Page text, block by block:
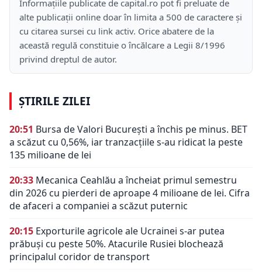
Informațiile publicate de capital.ro pot fi preluate de
alte publicații online doar în limita a 500 de caractere și
cu citarea sursei cu link activ. Orice abatere de la
această regulă constituie o încălcare a Legii 8/1996
privind dreptul de autor.
ȘTIRILE ZILEI
20:51 Bursa de Valori București a închis pe minus. BET
a scăzut cu 0,56%, iar tranzacțiile s-au ridicat la peste
135 milioane de lei
20:33 Mecanica Ceahlău a încheiat primul semestru
din 2026 cu pierderi de aproape 4 milioane de lei. Cifra
de afaceri a companiei a scăzut puternic
20:15 Exporturile agricole ale Ucrainei s-ar putea
prăbuși cu peste 50%. Atacurile Rusiei blochează
principalul coridor de transport